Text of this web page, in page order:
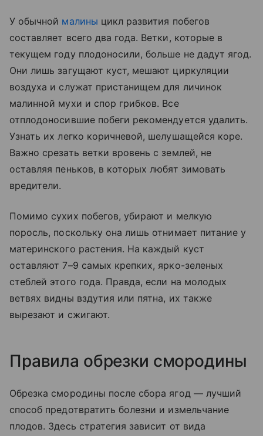
У обычной малины цикл развития побегов
составляет всего два года. Ветки, которые в
текущем году плодоносили, больше не дадут ягод.
Они лишь загущают куст, мешают циркуляции
воздуха и служат пристанищем для личинок
малинной мухи и спор грибков. Все
отплодоносившие побеги рекомендуется удалить.
Узнать их легко коричневой, шелушащейся коре.
Важно срезать ветки вровень с землей, не
оставляя пеньков, в которых любят зимовать
вредители.
Помимо сухих побегов, убирают и мелкую
поросль, поскольку она лишь отнимает питание у
материнского растения. На каждый куст
оставляют 7–9 самых крепких, ярко-зеленых
стеблей этого года. Правда, если на молодых
ветвях видны вздутия или пятна, их также
вырезают и сжигают.
Правила обрезки смородины
Обрезка смородины после сбора ягод — лучший
способ предотвратить болезни и измельчание
плодов. Здесь стратегия зависит от вида